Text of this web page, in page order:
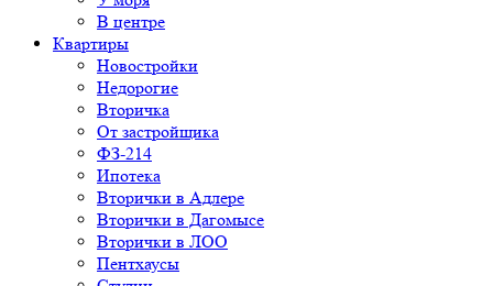
В центре
Квартиры
Новостройки
Недорогие
Вторичка
От застройщика
ФЗ-214
Ипотека
Вторички в Адлере
Вторички в Дагомысе
Вторички в ЛОО
Пентхаусы